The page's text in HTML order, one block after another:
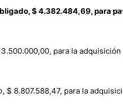
$ 4.382.484,69, para
para la
$ 8.807.588,47, para la